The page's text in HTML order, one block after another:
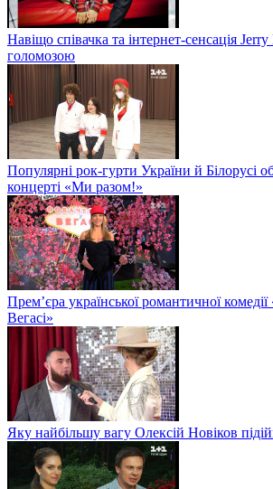
Навіщо співачка та інтернет-сенсація
голомозою
Популярні рок-гурти України й Білорусі
концерті «Ми разом!»
Прем’єра української романтичної
Вегасі»
Яку найбільшу вагу Олексій Новіков